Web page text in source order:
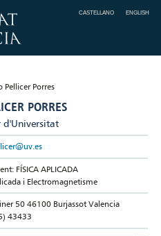
CASTELLANO ENGLISH
PORRES
d'Universitat
FÍSICA APLICADA
i Electromagnetisme
50 46100 Burjassot Valencia
43433